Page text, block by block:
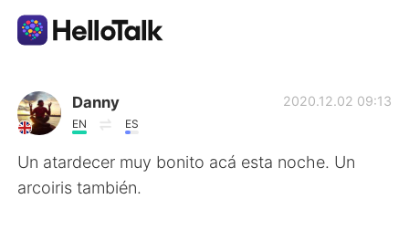
Language Exchange App
AI Grammar Checker
English
Danny
EN ES
2020.12.02 09:13
Un atardecer muy bonito acá esta noche. Un
arcoiris también.